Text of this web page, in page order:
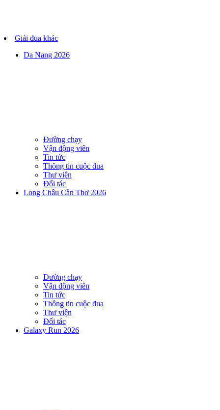
Giải đua khác
Da Nang 2026
Đường chạy
Vận động viên
Tin tức
Thông tin cuộc đua
Thư viện
Đối tác
Long Châu Cần Thơ 2026
Đường chạy
Vận động viên
Tin tức
Thông tin cuộc đua
Thư viện
Đối tác
Galaxy Run 2026